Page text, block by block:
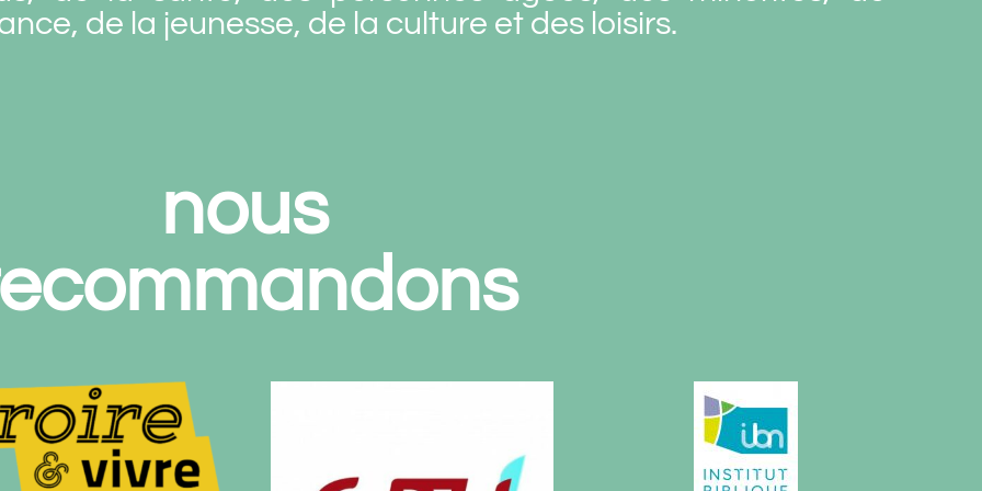
de la jeunesse, de la culture et des loisirs.
nous